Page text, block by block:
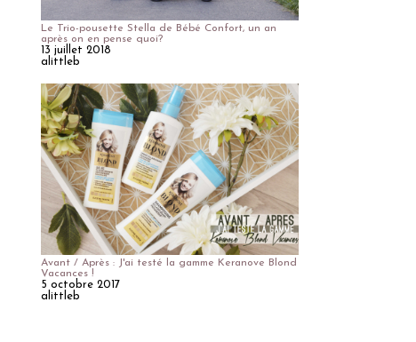
Le Trio-pousette Stella de Bébé Confort, un an
après on en pense quoi?
13 juillet 2018
alittleb
Avant / Après : J'ai testé la gamme Keranove Blond
Vacances !
5 octobre 2017
alittleb